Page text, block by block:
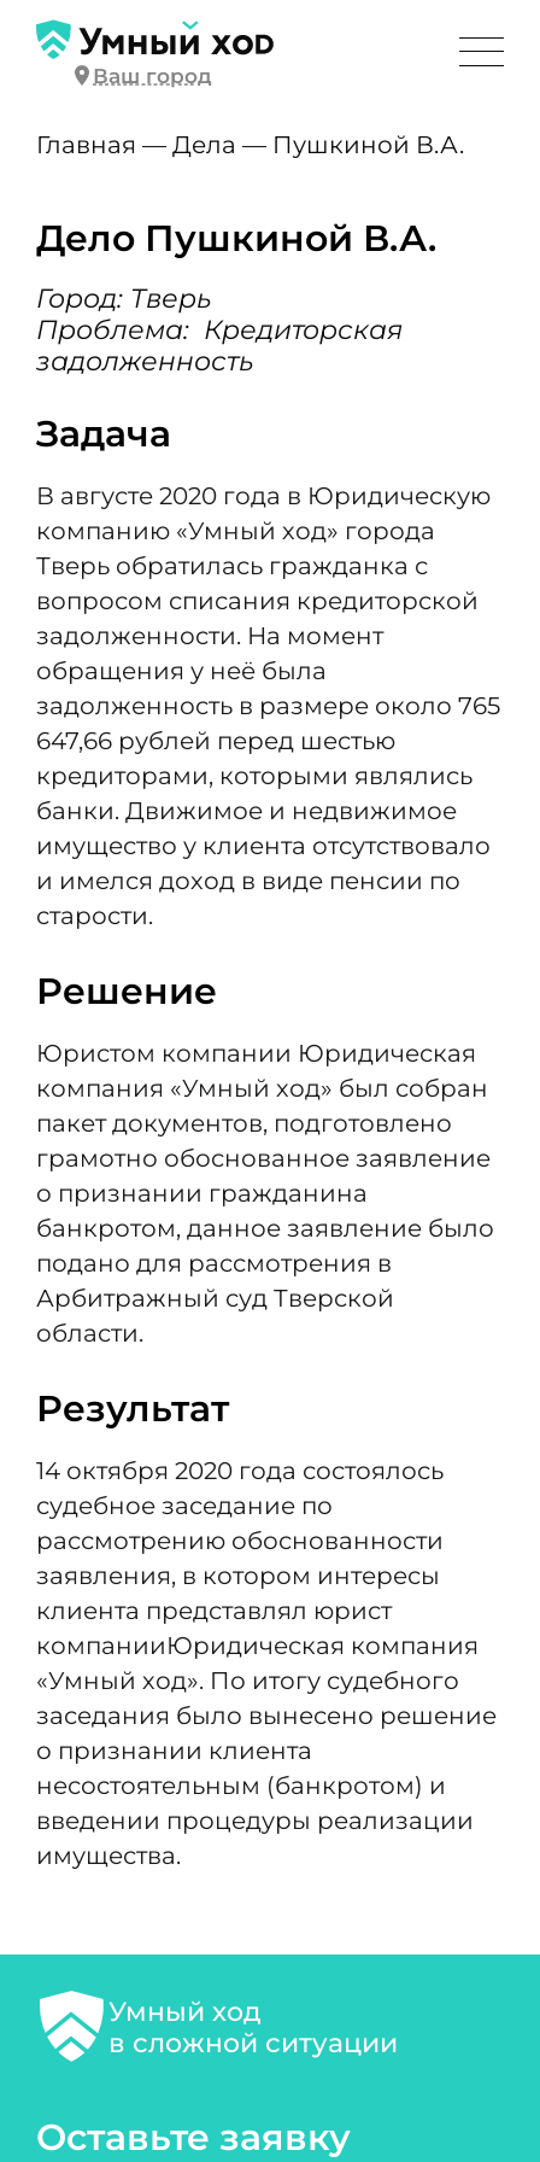
Ваш город
Главная — Дела — Пушкиной В.А.
Дело Пушкиной В.А.
Город: Тверь
Проблема: Кредиторская
задолженность
Задача
В августе 2020 года в Юридическую
компанию «Умный ход» города
Тверь обратилась гражданка с
вопросом списания кредиторской
задолженности. На момент
обращения у неё была
задолженность в размере около 765
647,66 рублей перед шестью
кредиторами, которыми являлись
банки. Движимое и недвижимое
имущество у клиента отсутствовало
и имелся доход в виде пенсии по
старости.
Решение
Юристом компании Юридическая
компания «Умный ход» был собран
пакет документов, подготовлено
грамотно обоснованное заявление
о признании гражданина
банкротом, данное заявление было
подано для рассмотрения в
Арбитражный суд Тверской
области.
Результат
14 октября 2020 года состоялось
судебное заседание по
рассмотрению обоснованности
заявления, в котором интересы
клиента представлял юрист
компанииЮридическая компания
«Умный ход». По итогу судебного
заседания было вынесено решение
о признании клиента
несостоятельным (банкротом) и
введении процедуры реализации
имущества.
Умный ход
в сложной ситуации
Оставьте заявку